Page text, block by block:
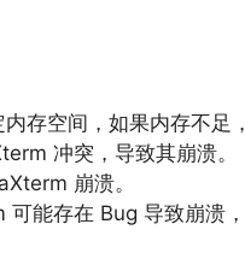
存空间， 如果内存不足，
冲突， 导致其崩溃。
崩溃。
能存在 Bug 导致崩溃，